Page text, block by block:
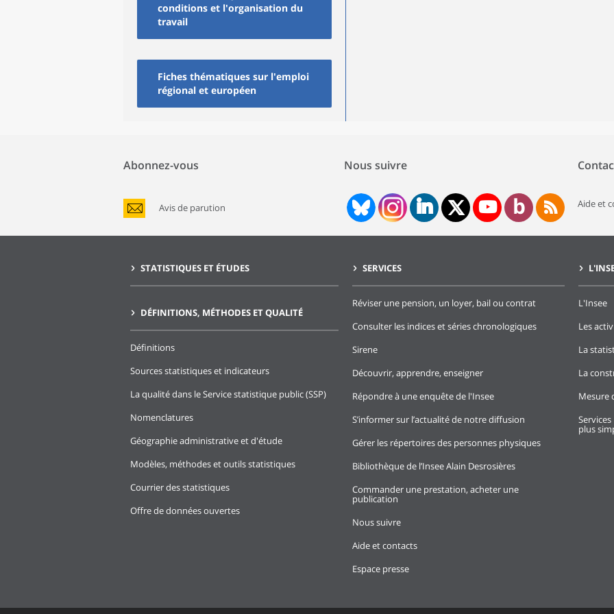
conditions et l'organisation du
travail
Fiches thématiques sur l'emploi
régional et européen
Abonnez-vous
Avis de parution
Nous suivre
Aide et
STATISTIQUES ET ÉTUDES
DÉFINITIONS, MÉTHODES ET QUALITÉ
Définitions
Sources statistiques et indicateurs
La qualité dans le Service statistique public (SSP)
Nomenclatures
Géographie administrative et d'étude
Modèles, méthodes et outils statistiques
Courrier des statistiques
Offre de données ouvertes
SERVICES
Réviser une pension, un loyer, bail ou contrat
Consulter les indices et séries chronologiques
Sirene
Découvrir, apprendre, enseigner
Répondre à une enquête de l'Insee
S’informer sur l’actualité de notre diffusion
Gérer les répertoires des personnes physiques
Bibliothèque de l’Insee Alain Desrosières
Commander une prestation, acheter une
publication
Nous suivre
Aide et contacts
Espace presse
L'Insee
Les
La
La
Mesure
plus